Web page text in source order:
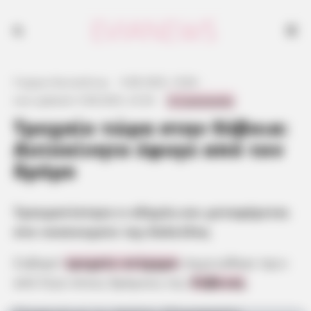
Τροχαίο τώρα στην Εύβοια:
Αυτοκίνητο έφυγε από τον
δρόμο
Τραυματίστηκε ο οδηγός και μεταφέρεται
τροχαίο ατύχημα
Εύβοιας